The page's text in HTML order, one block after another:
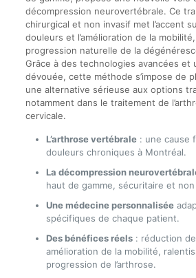
décompression neurovertébrale. Ce
chirurgical et non invasif met l’accent
douleurs et l’amélioration de la
progression naturelle de la
Grâce à des technologies avancées et
dévouée, cette méthode s’impose de
une alternative sérieuse aux options
notamment dans le traitement de
cervicale.
L’arthrose vertébrale: une cause
douleurs chroniques à Montréal.
La décompression
haut de gamme, sécuritaire et non
Une médecine personnalisée
spécifiques de chaque patient.
Des bénéfices réels: réduction
amélioration de la mobilité,
progression de l’arthrose.